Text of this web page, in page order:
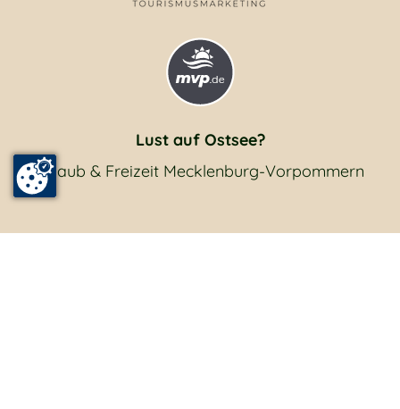
Lust auf Ostsee?
Urlaub & Freizeit Mecklenburg-Vorpommern